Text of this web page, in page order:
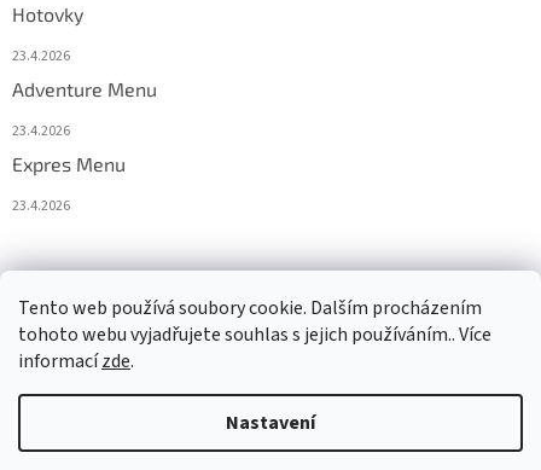
Tento web používá soubory cookie. Dalším procházením
tohoto webu vyjadřujete souhlas s jejich používáním.. Více
informacízde.
Nastavení
Hotovky
23.4.2026
Adventure Menu
23.4.2026
Expres Menu
23.4.2026